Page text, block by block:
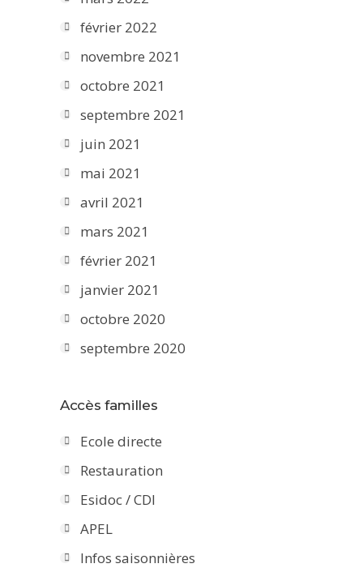
février 2022
novembre 2021
octobre 2021
septembre 2021
juin 2021
mai 2021
avril 2021
mars 2021
février 2021
janvier 2021
octobre 2020
septembre 2020
Accès familles
Ecole directe
Restauration
Esidoc / CDI
APEL
Infos saisonnières